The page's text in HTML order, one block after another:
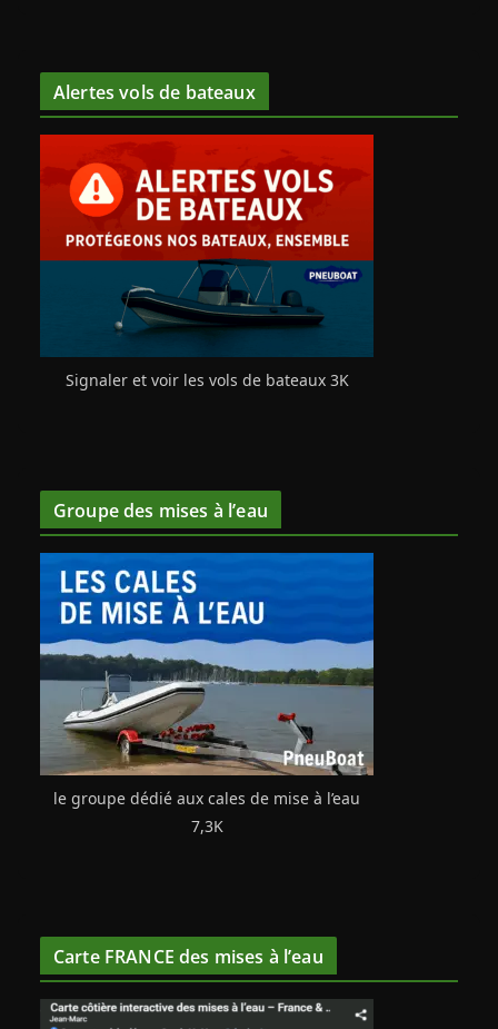
Alertes vols de bateaux
Signaler et voir les vols de bateaux 3K
Groupe des mises à l’eau
le groupe dédié aux cales de mise à l’eau
7,3K
Carte FRANCE des mises à l’eau